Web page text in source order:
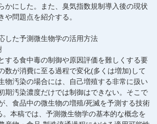
かにした。また、臭気指数規制導入後の現状
や問題点を紹介する。
した予測微生物学の活用方法
する食中毒の制御や原因評価を難しくする要
数が消費に至る過程で変化(多くは増加)して
物汚染の場合には、自己増殖する非常に扱い
期汚染濃度だけでは制御はできない。そこで
、食品中の微生物の増殖/死滅を予測する技術
。本稿では、予測微生物学の基本的な概念を